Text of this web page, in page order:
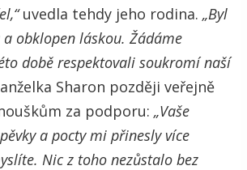
uvedla tehdy jeho rodina. „Byl
obklopen láskou. Žádáme
době respektovali soukromí naší
Sharon později veřejně
za podporu: „Vaše
a pocty mi přinesly více
Nic z toho nezůstalo bez